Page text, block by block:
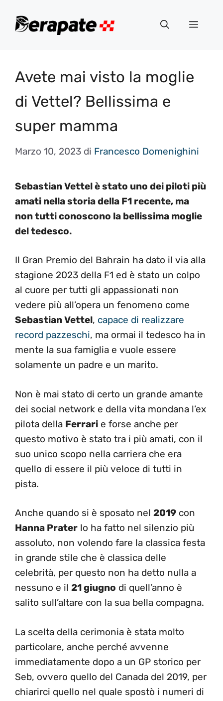
Menu
Avete mai visto la moglie
di Vettel? Bellissima e
super mamma
Marzo 10, 2023 di Francesco Domenighini
Sebastian Vettel è stato uno dei piloti più
amati nella storia della F1 recente, ma
non tutti conoscono la bellissima moglie
del tedesco.
Il Gran Premio del Bahrain ha dato il via alla
stagione 2023 della F1 ed è stato un colpo
al cuore per tutti gli appassionati non
vedere più all’opera un fenomeno come
Sebastian Vettel, capace di realizzare
record pazzeschi, ma ormai il tedesco ha in
mente la sua famiglia e vuole essere
solamente un padre e un marito.
Non è mai stato di certo un grande amante
dei social network e della vita mondana l’ex
pilota della Ferrari e forse anche per
questo motivo è stato tra i più amati, con il
suo unico scopo nella carriera che era
quello di essere il più veloce di tutti in
pista.
Anche quando si è sposato nel 2019 con
Hanna Prater lo ha fatto nel silenzio più
assoluto, non volendo fare la classica festa
in grande stile che è classica delle
celebrità, per questo non ha detto nulla a
nessuno e il 21 giugno di quell’anno è
salito sull’altare con la sua bella compagna.
La scelta della cerimonia è stata molto
particolare, anche perché avvenne
immediatamente dopo a un GP storico per
Seb, ovvero quello del Canada del 2019, per
chiarirci quello nel quale spostò i numeri di